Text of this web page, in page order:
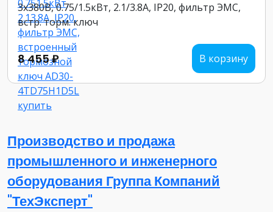
3х380В, 0.75/1.5кВт, 2.1/3.8А, IP20, фильтр ЭМС,
встр. торм. ключ
8 455 ₽ В корзину
Производство и продажа
промышленного и инженерного
оборудования Группа Компаний
"ТехЭксперт"